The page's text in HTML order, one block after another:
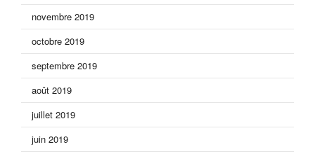
novembre 2019
octobre 2019
septembre 2019
août 2019
juillet 2019
juin 2019